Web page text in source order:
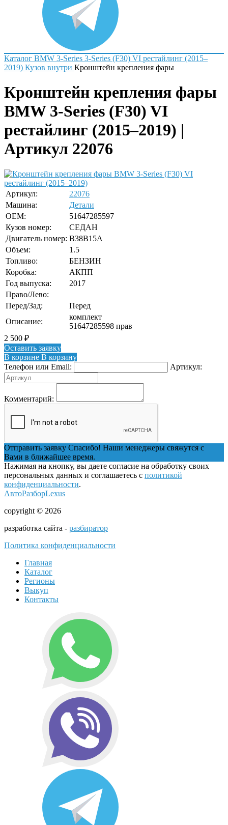
Каталог BMW 3-Series 3-Series (F30) VI рестайлинг (2015–
2019) Кузов внутри Кронштейн крепления фары
Кронштейн крепления фары
BMW 3-Series (F30) VI
рестайлинг (2015–2019) |
Артикул 22076
Артикул:
22076
Машина:
Детали
OEM:
51647285597
Кузов номер:
СЕДАН
Двигатель номер: B38B15A
Объем:
1.5
Топливо:
БЕНЗИН
Коробка:
АКПП
Год выпуска:
2017
Право/Лево:
Перед/Зад:
Перед
Описание:
комплект
51647285598 прав
2 500 ₽
Оставить заявку
В корзине В корзину
Телефон или Email:
Артикул:
Комментарий:
Отправить заявку Спасибо! Наши менеджеры свяжутся с
Вами в ближайшее время.
Нажимая на кнопку, вы даете согласие на обработку своих
персональных данных и соглашаетесь с политикой
конфиденциальности.
АвтоРазборLexus
copyright © 2026
разработка сайта - разбиратор
Политика конфиденциальности
Главная
Каталог
Регионы
Выкуп
Контакты